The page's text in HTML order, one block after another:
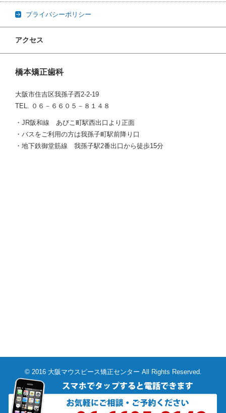
プライバシーポリシー
アクセス
橋本矯正歯科
大阪市住吉区我孫子西2-2-19
TEL. ０６－６６０５－８１４８
・JR阪和線 あびこ町駅西出口より正面
・バスをご利用の方は我孫子町駅前降り口
・地下鉄御堂筋線 我孫子駅2番出口から徒歩15分
© 2016 大阪マウスピース矯正センター All Rights Reserved.